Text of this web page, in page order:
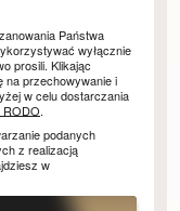
Państwa
wyłącznie
prosili. Klikając
na przechowywanie i
w celu dostarczania
RODO.
podanych
z realizacją
w